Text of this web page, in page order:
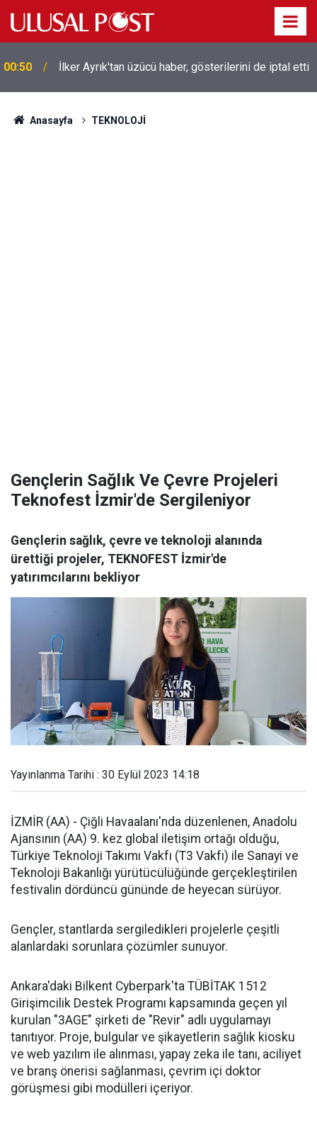
00:39
Liverpool efsanesi Mısırlı yıldız Mohamed Salah
Trabzonspor ile anlaştı! Yarın geliyor
Anasayfa TEKNOLOJİ
Gençlerin Sağlık Ve Çevre Projeleri
Teknofest İzmir'de Sergileniyor
Gençlerin sağlık, çevre ve teknoloji alanında
ürettiği projeler, TEKNOFEST İzmir'de
yatırımcılarını bekliyor
Yayınlanma Tarihi : 30 Eylül 2023 14:18
İZMİR (AA) - Çiğli Havaalanı'nda düzenlenen, Anadolu
Ajansının (AA) 9. kez global iletişim ortağı olduğu,
Türkiye Teknoloji Takımı Vakfı (T3 Vakfı) ile Sanayi ve
Teknoloji Bakanlığı yürütücülüğünde gerçekleştirilen
festivalin dördüncü gününde de heyecan sürüyor.
Gençler, stantlarda sergiledikleri projelerle çeşitli
alanlardaki sorunlara çözümler sunuyor.
Ankara'daki Bilkent Cyberpark'ta TÜBİTAK 1512
Girişimcilik Destek Programı kapsamında geçen yıl
kurulan "3AGE" şirketi de "Revir" adlı uygulamayı
tanıtıyor. Proje, bulgular ve şikayetlerin sağlık kiosku
ve web yazılım ile alınması, yapay zeka ile tanı, aciliyet
ve branş önerisi sağlanması, çevrim içi doktor
görüşmesi gibi modülleri içeriyor.